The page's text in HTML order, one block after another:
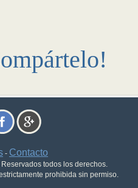
- Contacto
todos los derechos.
prohibida sin permiso.